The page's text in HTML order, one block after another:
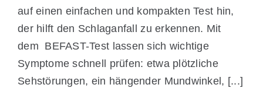
auf einen einfachen und kompakten Test hin,
der hilft den Schlaganfall zu erkennen. Mit
dem BEFAST-Test lassen sich wichtige
Symptome schnell prüfen: etwa plötzliche
Sehstörungen, ein hängender Mundwinkel, [...]